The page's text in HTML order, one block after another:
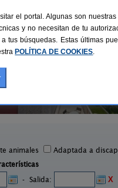
animales
Adaptada a
- Salida:
X
el portal. Algunas son
y no necesitan de tu
tus búsquedas. Estas últimas
POLÍTICA DE COOKIES.